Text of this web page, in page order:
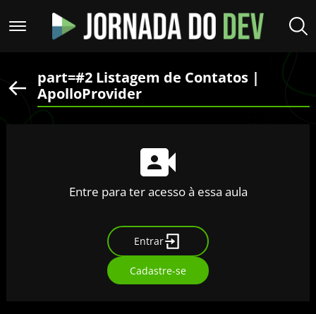
part=#2 Listagem de Contatos |
ApolloProvider
Entre para ter acesso à essa aula
Entrar
Cadastre-se